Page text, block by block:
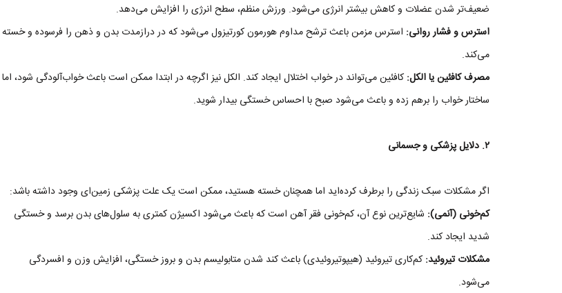
ضعیف‌تر شدن عضلات و کاهش بیشتر انرژی می‌شود. ورزش منظم، سطح انرژی را افزایش می‌دهد.
استرس و فشار روانی: استرس مزمن باعث ترشح مداوم هورمون کورتیزول می‌شود که در درازمدت بدن و ذهن را فرسوده و خسته
می‌کند.
مصرف کافئین یا الکل: کافئین می‌تواند در خواب اختلال ایجاد کند. الکل نیز اگرچه در ابتدا ممکن است باعث خواب‌آلودگی شود، اما
ساختار خواب را برهم زده و باعث می‌شود صبح با احساس خستگی بیدار شوید.
۲. دلایل پزشکی و جسمانی
اگر مشکلات سبک زندگی را برطرف کرده‌اید اما همچنان خسته هستید، ممکن است یک علت پزشکی زمین‌ای وجود داشته باشد:
کم‌خونی (آنمی): شایع‌ترین نوع آن، کم‌خونی فقر آهن است که باعث می‌شود اکسیژن کمتری به سلول‌های بدن برسد و خستگی
شدید ایجاد کند.
مشکلات تیروئید: کم‌کاری تیروئید (هیپوتیروئیدی) باعث کند شدن متابولیسم بدن و بروز خستگی، افزایش وزن و افسردگی
می‌شود.